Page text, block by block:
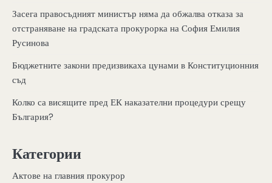
Засега правосъдният министър няма да обжалва отказа за
отстраняване на градската прокурорка на София Емилия
Русинова
Бюджетните закони предизвикаха цунами в Конституционния
съд
Колко са висящите пред ЕК наказателни процедури срещу
България?
Категории
Актове на главния прокурор